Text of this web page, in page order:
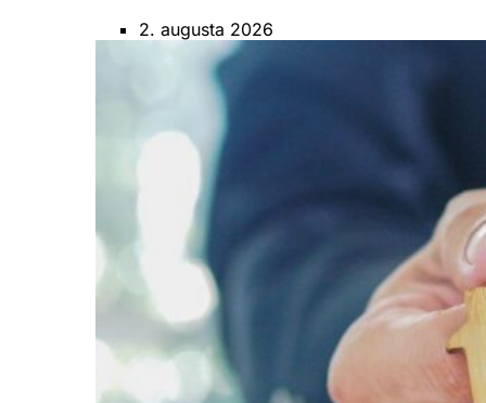
2. augusta 2026